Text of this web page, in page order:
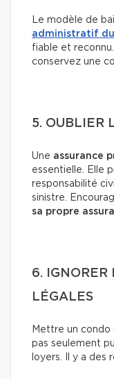
Le modèle de
administratif
fiable et
conservez une
5. OUBLIER
Une assurance
essentielle. Elle
responsabilité
sinistre.
sa propre
6. IGNORER
LÉGALES
Mettre un condo
pas seulement
loyers. Il y a des